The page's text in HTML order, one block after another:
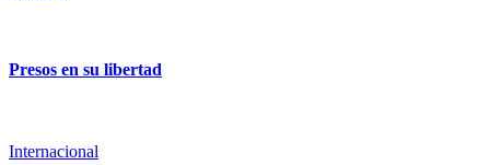
Presos en su libertad
Internacional